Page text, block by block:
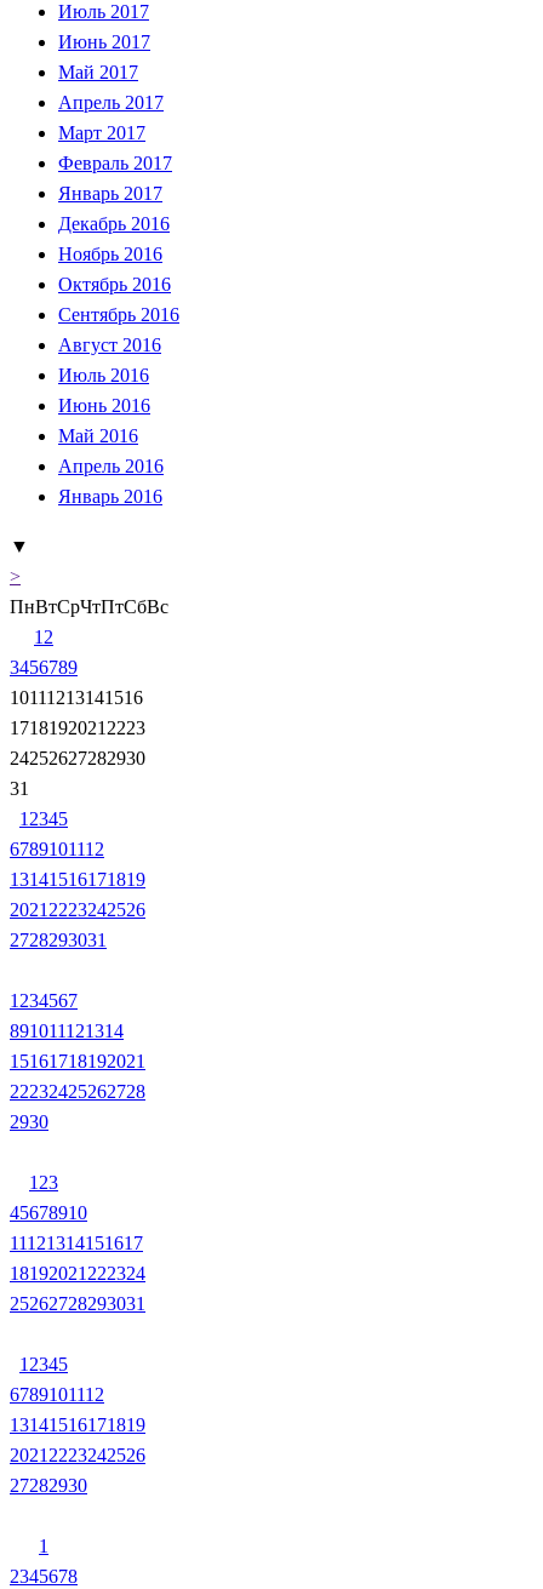
Июль 2017
Июнь 2017
Май 2017
Апрель 2017
Март 2017
Февраль 2017
Январь 2017
Декабрь 2016
Ноябрь 2016
Октябрь 2016
Сентябрь 2016
Август 2016
Июль 2016
Июнь 2016
Май 2016
Апрель 2016
Январь 2016
▼
>
ПнВтСрЧтПтСбВс
12
3456789
10111213141516
17181920212223
24252627282930
31
12345
6789101112
13141516171819
20212223242526
2728293031
1234567
891011121314
15161718192021
22232425262728
2930
123
45678910
11121314151617
18192021222324
25262728293031
12345
6789101112
13141516171819
20212223242526
27282930
1
2345678